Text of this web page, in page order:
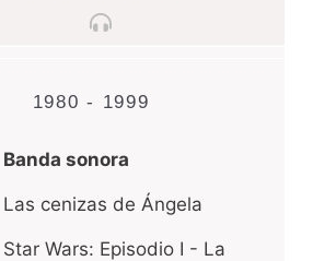
1980 - 1999
Banda sonora
Las cenizas de Ángela
Star Wars: Episodio I - La